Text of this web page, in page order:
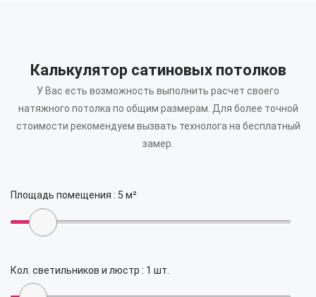
Калькулятор сатиновых потолков
У Вас есть возможность выполнить расчет своего
натяжного потолка по общим размерам. Для более точной
стоимости рекомендуем вызвать технолога на бесплатный
замер.
Площадь помещения : 5 м²
Кол. светильников и люстр : 1 шт.